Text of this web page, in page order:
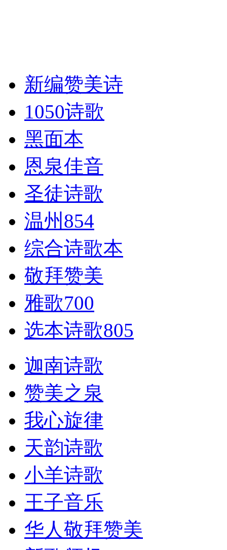
新编赞美诗
1050诗歌
黑面本
恩泉佳音
圣徒诗歌
温州854
综合诗歌本
敬拜赞美
雅歌700
选本诗歌805
迦南诗歌
赞美之泉
我心旋律
天韵诗歌
小羊诗歌
王子音乐
华人敬拜赞美